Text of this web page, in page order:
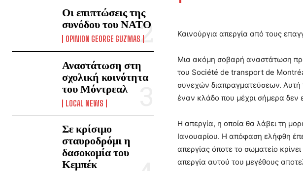
Οι επιπτώσεις της
συνόδου του ΝΑΤΟ
OPINION GEORGE GUZMAS
Αναστάτωση στη
σχολική κοινότητα
του Μόντρεαλ
LOCAL NEWS
Σε κρίσιμο
σταυροδρόμι η
δασοκομία του
Κεμπέκ
Καινούργια απεργία από τους
Μια ακόμη σοβαρή αναστάτωση
του Société de transport de
συνεχών διαπραγματεύσεων. Αυτή
έναν κλάδο που μέχρι σήμερα δεν
Η απεργία, η οποία θα λάβει τη
Ιανουαρίου. Η απόφαση ελήφθη
απεργίας όποτε το σωματείο
απεργία αυτού του μεγέθους